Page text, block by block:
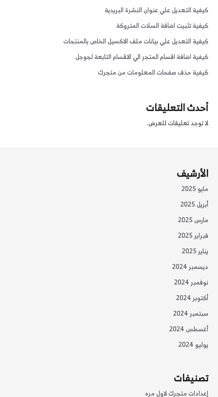
كيفية التعديل علي عنوان النشرة البريدية
كيفية تثبيت اضافة السلات المتروكة
كيفية التعديل علي بيانات ملف الاكسيل الخاص بالمنتجات
كيفية اضافة اقسام المتجر الي الاقسام التابعة لجوجل
كيفية حذف صفحات المعلومات من متجرك
أحدث التعليقات
لا توجد تعليقات للعرض.
الأرشيف
مايو 2025
أبريل 2025
مارس 2025
فبراير 2025
يناير 2025
ديسمبر 2024
نوفمبر 2024
أكتوبر 2024
سبتمبر 2024
أغسطس 2024
يوليو 2024
تصنيفات
إعدادات متجرك لاول مره